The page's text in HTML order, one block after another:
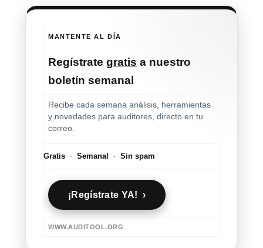
MANTENTE AL DÍA
Regístrate gratis a nuestro
boletín semanal
Recibe cada semana análisis, herramientas
y novedades para auditores, directo en tu
correo.
Gratis · Semanal · Sin spam
¡Regístrate YA! ›
WWW.AUDITOOL.ORG